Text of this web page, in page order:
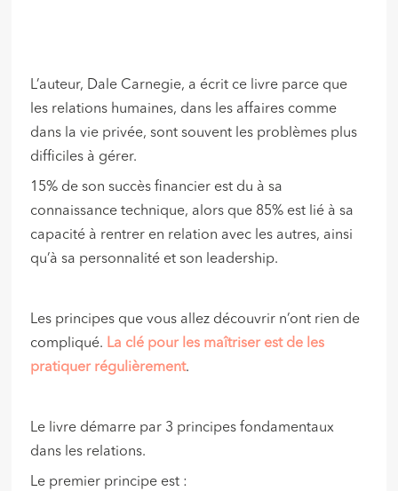
L’auteur, Dale Carnegie, a écrit ce livre parce que
les relations humaines, dans les affaires comme
dans la vie privée, sont souvent les problèmes plus
difficiles à gérer.
15% de son succès financier est du à sa
connaissance technique, alors que 85% est lié à sa
capacité à rentrer en relation avec les autres, ainsi
qu’à sa personnalité et son leadership.
Les principes que vous allez découvrir n’ont rien de
compliqué. La clé pour les maîtriser est de les
pratiquer régulièrement.
Le livre démarre par 3 principes fondamentaux
dans les relations.
Le premier principe est :